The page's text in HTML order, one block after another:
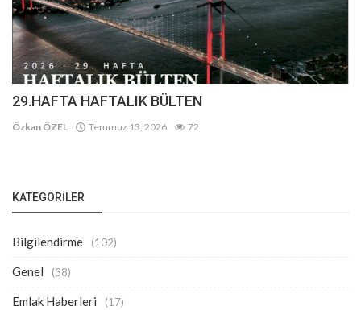
29.HAFTA HAFTALIK BÜLTEN
Özkan ÖZEL Temmuz 13, 2026 72
KATEGORILER
Bilgilendirme (102)
Genel (38)
Emlak Haberleri (17)